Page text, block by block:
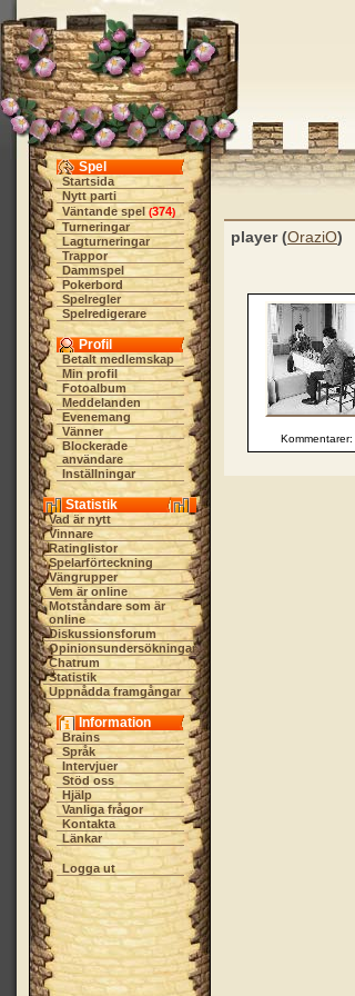
Spel
Startsida
Nytt parti
Väntande spel (374)
Turneringar
Lagturneringar
Trappor
Dammspel
Pokerbord
Spelregler
Spelredigerare
Profil
Betalt medlemskap
Min profil
Fotoalbum
Meddelanden
Evenemang
Vänner
Blockerade
användare
Inställningar
Statistik
Vad är nytt
Vinnare
Ratinglistor
Spelarförteckning
Vängrupper
Vem är online
Motståndare som är
online
Diskussionsforum
Opinionsundersökningar
Chatrum
Statistik
Uppnådda framgångar
Information
Brains
Språk
Intervjuer
Stöd oss
Hjälp
Vanliga frågor
Kontakta
Länkar
Logga ut
player (OraziO)
Kommentarer: